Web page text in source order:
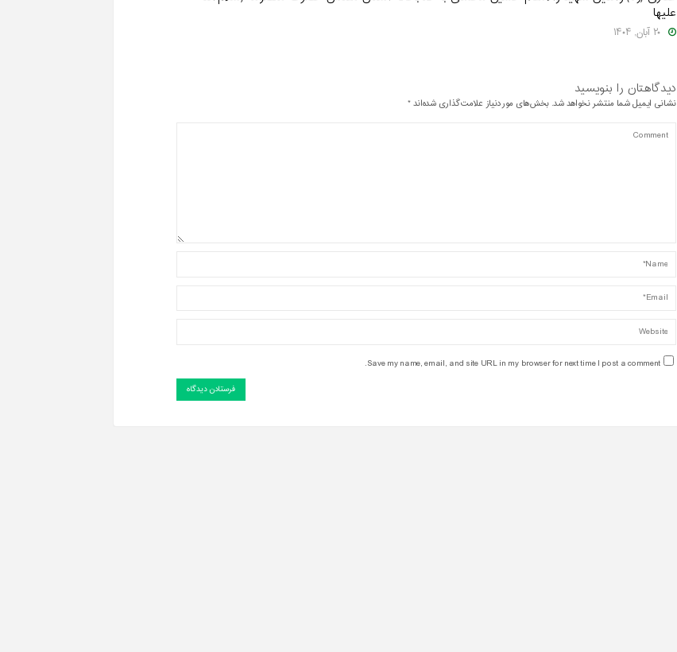
علیها
۲۰ آبان, ۱۴۰۴
دیدگاهتان را بنویسید
نشانی ایمیل شما منتشر نخواهد شد. بخش‌های موردنیاز علامت‌گذاری شده‌اند*
Save my name, email, and site URL in my browser for next time I post a comment.